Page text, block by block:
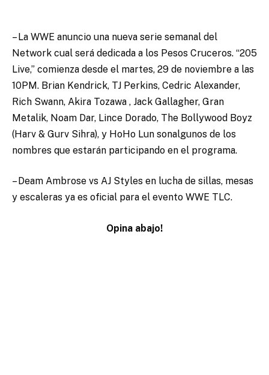
– La WWE anuncio una nueva serie semanal del
Network cual será dedicada a los Pesos Cruceros. “205
Live,” comienza desde el martes, 29 de noviembre a las
10PM. Brian Kendrick, TJ Perkins, Cedric Alexander,
Rich Swann, Akira Tozawa , Jack Gallagher, Gran
Metalik, Noam Dar, Lince Dorado, The Bollywood Boyz
(Harv & Gurv Sihra), y HoHo Lun sonalgunos de los
nombres que estarán participando en el programa.
– Deam Ambrose vs AJ Styles en lucha de sillas, mesas
y escaleras ya es oficial para el evento WWE TLC.
Opina abajo!